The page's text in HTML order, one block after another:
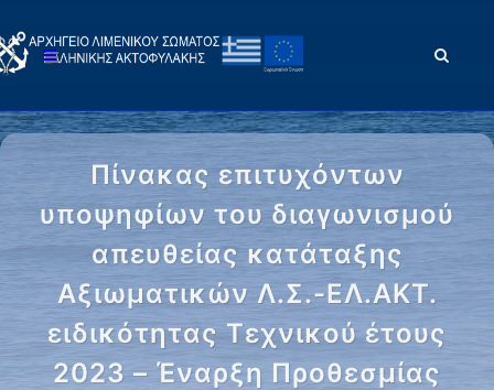
Πίνακας επιτυχόντων
υποψηφίων του διαγωνισμού
απευθείας κατάταξης
Αξιωματικών Λ.Σ.-ΕΛ.ΑΚΤ.
ειδικότητας Τεχνικού έτους
2023 – Έναρξη Προθεσμίας